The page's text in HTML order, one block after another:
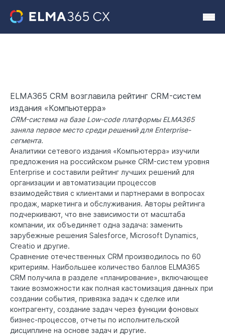
ELMA365 CRM возглавила рейтинг CRM-систем
издания «Компьютерра»
CRM-система на базе Low-code платформы ELMA365
заняла первое место среди решений для Enterprise-
сегмента.
Аналитики сетевого издания «Компьютерра» изучили
предложения на российском рынке CRM-систем уровня
Enterprise и составили рейтинг лучших решений для
организации и автоматизации процессов
взаимодействия с клиентами и партнерами в вопросах
продаж, маркетинга и обслуживания. Авторы рейтинга
подчеркивают, что вне зависимости от масштаба
компании, их объединяет одна задача: заменить
зарубежные решения Salesforce, Microsoft Dynamics,
Creatio и другие.
Сравнение отечественных CRM производилось по 60
критериям. Наибольшее количество баллов ELMA365
CRM получила в разделе ‭«планирование», включающее
такие возможности как полная кастомизация данных при
создании события, привязка задач к сделке или
контрагенту, создание задач через функции фоновых
бизнес-процессов, отчеты по исполнительской
дисциплине на основе задач и другие.